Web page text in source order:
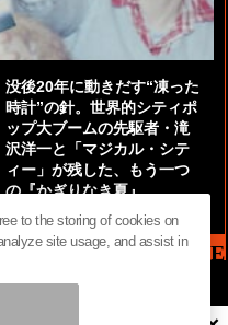
没後20年に動きだす“凍った
時計”の針。世界的シティポ
ップ大ブームの先駆者・滝
沢洋一と「マジカル・シテ
ィー」が残した、もう一つ
の『かぎりなき夏』
NEWS HEADLINE
to the storing of cookies on
site usage, and assist in